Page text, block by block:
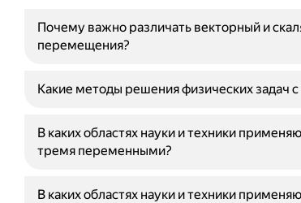
Почему важно различать векторный и
перемещения?
Какие методы решения физических задач
В каких областях науки и техники
тремя переменными?
В каких областях науки и техники